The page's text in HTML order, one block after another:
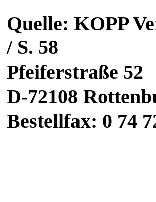
Quelle: KOPP
/ S. 58
Pfeiferstraße 52
D-72108
Bestellfax: 0 74